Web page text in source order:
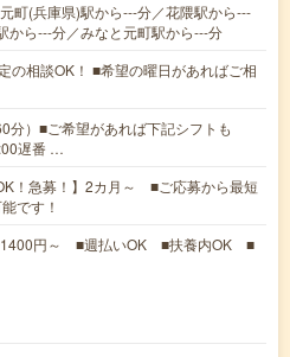
町(兵庫県)駅から---分／花隈駅から---
から---分／みなと元町駅から---分
の相談OK！ ■希望の曜日があればご相
分）■ご希望があれば下記シフトも
遅番 …
！急募！】2カ月～ ■ご応募から最短
です！
1400円～ ■週払いOK ■扶養内OK ■